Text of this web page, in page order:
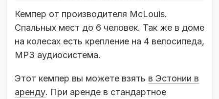
Кемпер от производителя McLouis.
Спальных мест до 6 человек. Так же в доме
на колесах есть крепление на 4 велосипеда,
MP3 аудиосистема.
Этот кемпер вы можете взять в Эстонии в
аренду. При аренде в стандартное